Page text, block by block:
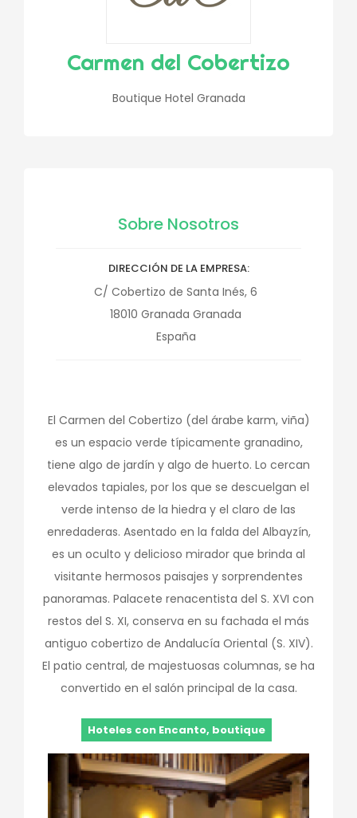
Carmen del Cobertizo
Boutique Hotel Granada
Sobre Nosotros
DIRECCIÓN DE LA EMPRESA
C/ Cobertizo de Santa Inés, 6
18010 Granada Granada
España
El Carmen del Cobertizo (del árabe karm, viña)
es un espacio verde típicamente granadino,
tiene algo de jardín y algo de huerto. Lo cercan
elevados tapiales, por los que se descuelgan el
verde intenso de la hiedra y el claro de las
enredaderas. Asentado en la falda del Albayzín,
es un oculto y delicioso mirador que brinda al
visitante hermosos paisajes y sorprendentes
panoramas. Palacete renacentista del S. XVI con
restos del S. XI, conserva en su fachada el más
antiguo cobertizo de Andalucía Oriental (S. XIV).
El patio central, de majestuosas columnas, se ha
convertido en el salón principal de la casa.
Hoteles con Encanto, boutique